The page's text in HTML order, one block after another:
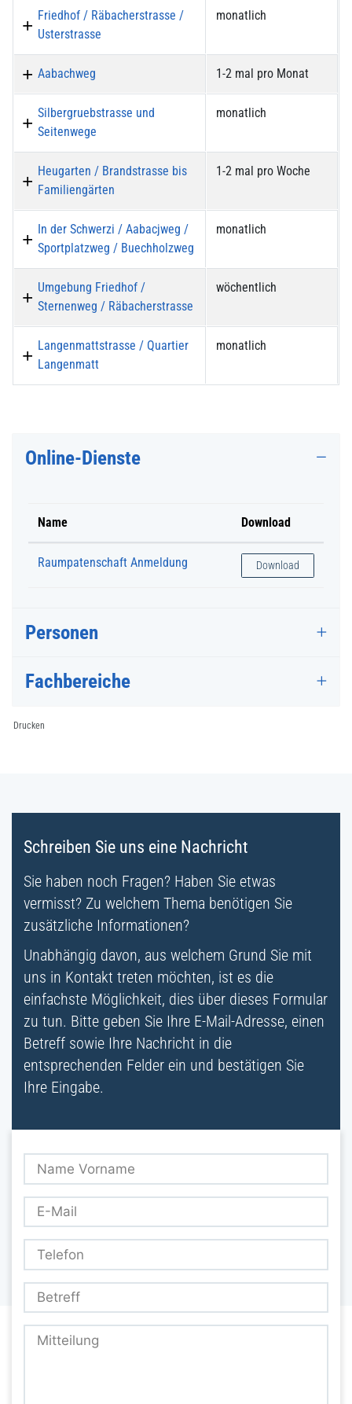
Friedhof / Räbacherstrasse /
Usterstrasse
monatlich
Aabachweg 1-2 mal pro Monat
Silbergruebstrasse und
Seitenwege
monatlich
Heugarten / Brandstrasse bis
Familiengärten
1-2 mal pro Woche
In der Schwerzi / Aabacjweg /
Sportplatzweg / Buechholzweg
monatlich
Umgebung Friedhof /
Sternenweg / Räbacherstrasse
wöchentlich
Langenmattstrasse / Quartier
Langenmatt
monatlich
Online-Dienste
Name Download
Raumpatenschaft Anmeldung Raumpatenschaft
Download
Personen
Fachbereiche
Drucken
Schreiben Sie uns eine Nachricht
Sie haben noch Fragen? Haben Sie etwas
vermisst? Zu welchem Thema benötigen Sie
zusätzliche Informationen?
Unabhängig davon, aus welchem Grund Sie mit
uns in Kontakt treten möchten, ist es die
einfachste Möglichkeit, dies über dieses Formular
zu tun. Bitte geben Sie Ihre E-Mail-Adresse, einen
Betreff sowie Ihre Nachricht in die
entsprechenden Felder ein und bestätigen Sie
Ihre Eingabe.